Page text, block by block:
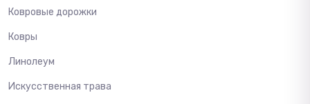
Ковровые дорожки
Ковры
Линолеум
Искусственная трава